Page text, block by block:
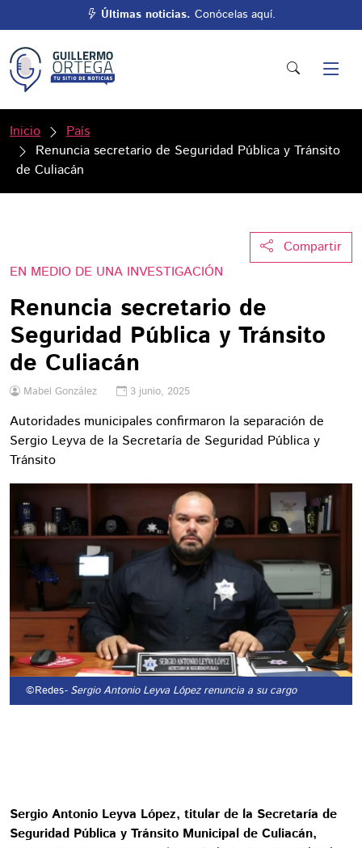
Últimas noticias. Conócelas aquí.
Inicio
País
Renuncia secretario de Seguridad Pública y Tránsito
de Culiacán
Compartir
EN MEDIO DE UNA INVESTIGACIÓN
Renuncia secretario de
Seguridad Pública y Tránsito
de Culiacán
Mabel González 3 junio, 2025
Autoridades municipales confirmaron la separación de
Sergio Leyva de la Secretaría de Seguridad Pública y
Tránsito
©Redes- Sergio Antonio Leyva López renuncia a su cargo
Sergio Antonio Leyva López, titular de la Secretaría de
Seguridad Pública y Tránsito Municipal de Culiacán,